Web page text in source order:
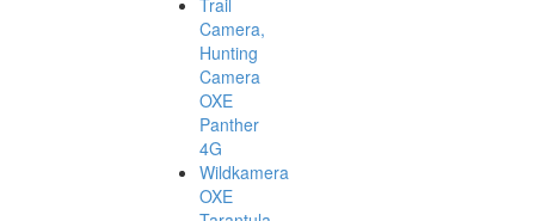
Trail
Camera,
Hunting
Camera
OXE
Panther
4G
Wildkamera
OXE